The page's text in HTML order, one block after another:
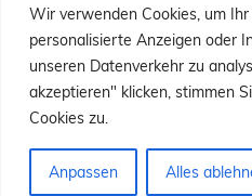
Wir verwenden Cookies, um
personalisierte Anzeigen oder
unseren Datenverkehr zu
akzeptieren" klicken, stimmen
Cookies zu.
Anpassen Alles
10
11 12 13
17
18 19 20
24
25 26 27
31
« Jan.
Erstellt mit